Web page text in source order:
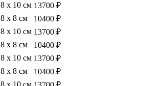
8 х 10 см 13700 ₽
8 х 8 см
10400 ₽
8 х 10 см 13700 ₽
8 х 8 см
10400 ₽
8 х 10 см 13700 ₽
8 х 8 см
10400 ₽
8 х 10 см